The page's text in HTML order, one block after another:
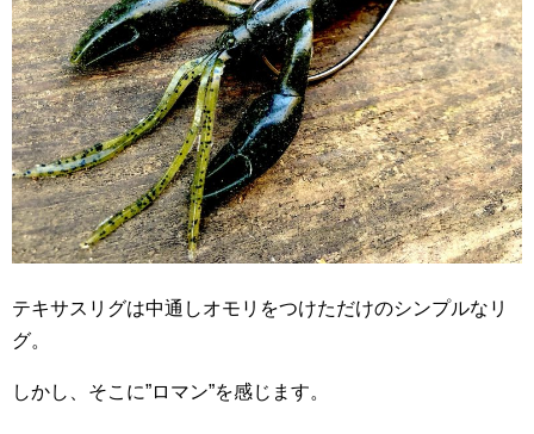
テキサスリグは中通しオモリをつけただけのシンプルなリ
グ。
しかし、そこに”ロマン”を感じます。